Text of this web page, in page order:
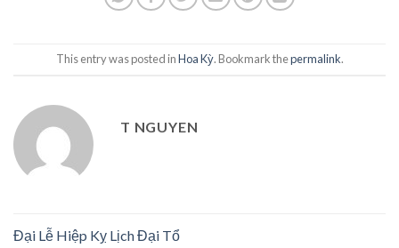
This entry was posted inHoa Kỳ. Bookmark thepermalink.
T NGUYEN
Đại Lễ Hiệp Kỵ Lịch Đại Tổ